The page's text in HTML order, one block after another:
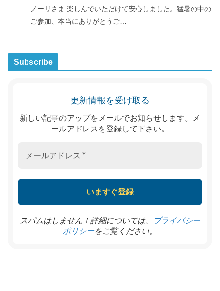
ノーリさま 楽しんでいただけて安心しました。猛暑の中の
ご参加、本当にありがとうご…
Subscribe
更新情報を受け取る
新しい記事のアップをメールでお知らせします。メ
ールアドレスを登録して下さい。
スパムはしません！詳細については、
プライバシー
ポリシーをご覧ください。